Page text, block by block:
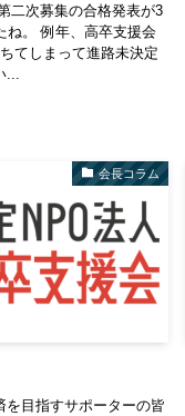
二次募集の合格発表が3
ね。 例年、高卒支援会
てしまって進路未決定
...
会長コラム
目指すサポーターの皆